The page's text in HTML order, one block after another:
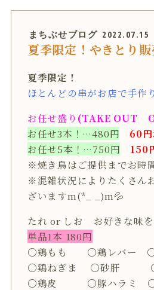
まちぶせブログ 2022.07.15
夏季限定！やきとり販
夏季限定！
ほとんどの串がお店で手作
お任せ盛り (TAKE OUT
お任せ3本！…480円
60円
お任せ5本！…750円
150
※焼き鳥はご提供までお時
※混雑状況によりたくさん
ざいますm(*_ _)m💦
たれ or しお お好きな味を
単品1本 180円
〇鶏もも 〇鶏レバー 〇
〇鶏ねぎま 〇砂肝 〇
〇鶏皮 〇豚ハラミ 〇